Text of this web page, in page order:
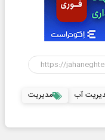
آب
مدیریت